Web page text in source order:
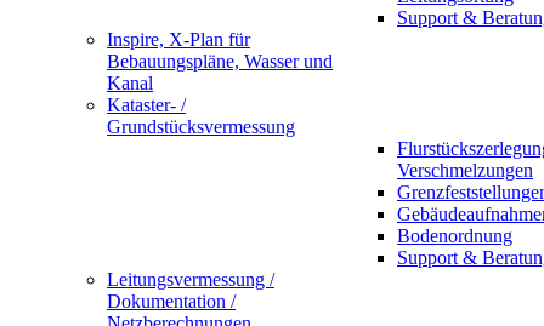
Support &
Inspire, X-Plan für
Bebauungspläne, Wasser und
Kanal
Kataster- /
Grundstücksvermessung
Verschmelzungen
Bodenordnung
Support &
Leitungsvermessung /
Dokumentation /